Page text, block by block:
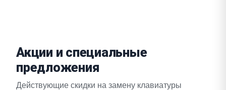
Акции и специальные
предложения
Действующие скидки на замену клавиатуры